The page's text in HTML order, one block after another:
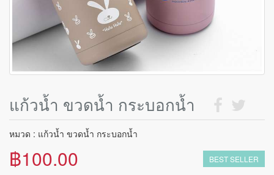
แก้วน้ำ ขวดน้ำ กระบอกน้ำ
หมวด : แก้วน้ำ ขวดน้ำ กระบอกน้ำ
฿100.00 BEST SELLER